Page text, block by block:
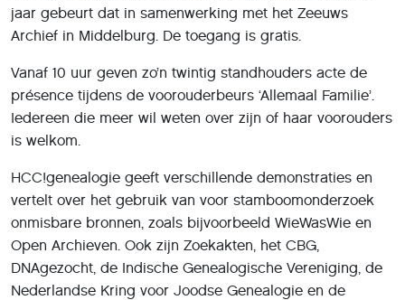
jaar gebeurt dat in samenwerking met het Zeeuws
Archief in Middelburg. De toegang is gratis.
Vanaf 10 uur geven zo’n twintig standhouders acte de
présence tijdens de voorouderbeurs ‘Allemaal Familie’.
Iedereen die meer wil weten over zijn of haar voorouders
is welkom.
HCC!genealogie geeft verschillende demonstraties en
vertelt over het gebruik van voor stamboomonderzoek
onmisbare bronnen, zoals bijvoorbeeld WieWasWie en
Open Archieven. Ook zijn Zoekakten, het CBG,
DNAgezocht, de Indische Genealogische Vereniging, de
Nederlandse Kring voor Joodse Genealogie en de